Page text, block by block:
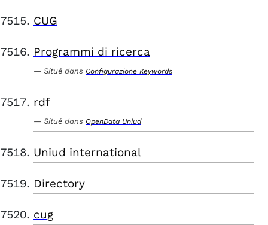
CUG
Programmi di ricerca
Situé dans Configurazione Keywords
rdf
Situé dans OpenData Uniud
Uniud international
Directory
cug